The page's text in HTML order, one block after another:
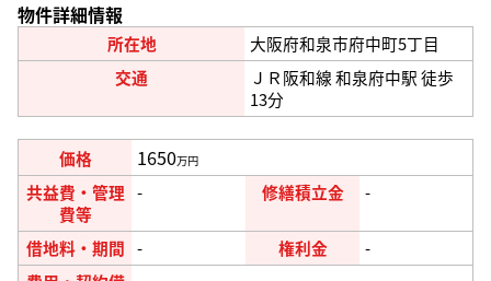
物件詳細情報
所在地
大阪府和泉市府中町5丁目
交通
ＪＲ阪和線 和泉府中駅 徒歩
13分
価格 1650万円
共益費・管理
費等
- 修繕積立金 -
借地料・期間 - 権利金
-